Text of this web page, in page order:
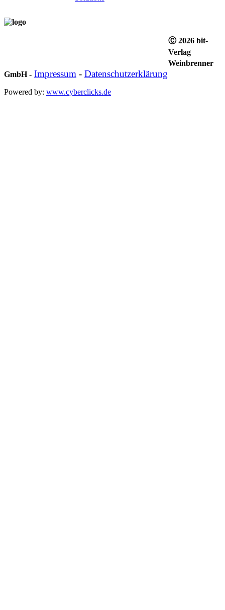
Ⓒ 2026 bit-
Verlag
Weinbrenner
GmbH- Impressum - Datenschutzerklärung
Powered by: www.cyberclicks.de